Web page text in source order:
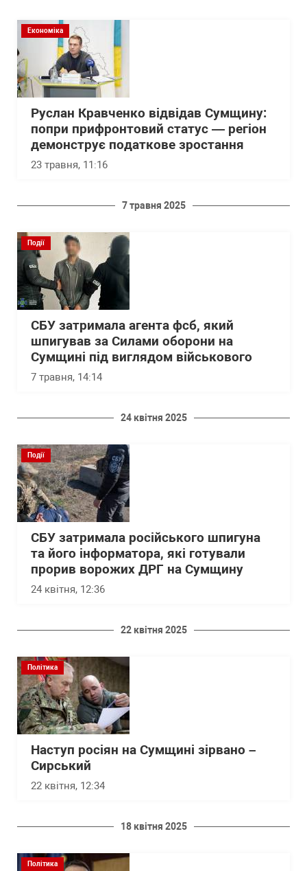
Економіка
Руслан Кравченко відвідав Сумщину:
попри прифронтовий статус — регіон
демонструє податкове зростання
23 травня, 11:16
7 травня 2025
Події
СБУ затримала агента фсб, який
шпигував за Силами оборони на
Сумщині під виглядом військового
7 травня, 14:14
24 квітня 2025
Події
СБУ затримала російського шпигуна
та його інформатора, які готували
прорив ворожих ДРГ на Сумщину
24 квітня, 12:36
22 квітня 2025
Політика
Наступ росіян на Сумщині зірвано –
Сирський
22 квітня, 12:34
18 квітня 2025
Політика